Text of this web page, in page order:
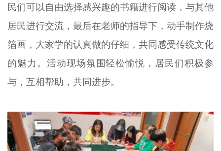
民们可以自由选择感兴趣的书籍进行阅读，与其他
居民进行交流，最后在老师的指导下，动手制作烧
箔画，大家学的认真做的仔细 ，共同感受传统文化
的魅力。活动现场氛围轻松愉悦，居民们积极参
与，互相帮助，共同进步。